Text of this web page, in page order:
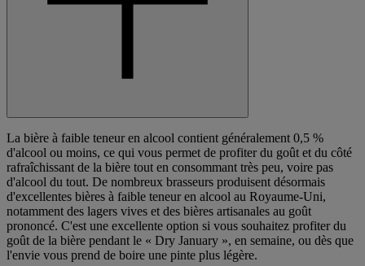
La bière à faible teneur en alcool contient généralement 0,5 %
d'alcool ou moins, ce qui vous permet de profiter du goût et du côté
rafraîchissant de la bière tout en consommant très peu, voire pas
d'alcool du tout. De nombreux brasseurs produisent désormais
d'excellentes bières à faible teneur en alcool au Royaume-Uni,
notamment des lagers vives et des bières artisanales au goût
prononcé. C'est une excellente option si vous souhaitez profiter du
goût de la bière pendant le « Dry January », en semaine, ou dès que
l'envie vous prend de boire une pinte plus légère.